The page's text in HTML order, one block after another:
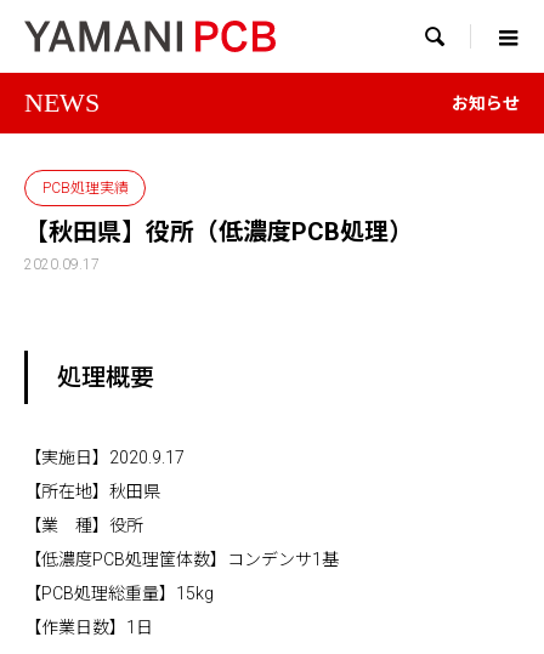

NEWS お知らせ
PCB処理実績
【秋田県】役所（低濃度PCB処理）
2020.09.17
処理概要
【実施日】2020.9.17
【所在地】秋田県
【業 種】役所
【低濃度PCB処理筐体数】コンデンサ1基
【PCB処理総重量】15kg
【作業日数】1日